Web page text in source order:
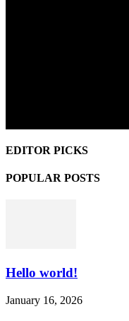
EDITOR PICKS
POPULAR POSTS
Hello world!
January 16, 2026